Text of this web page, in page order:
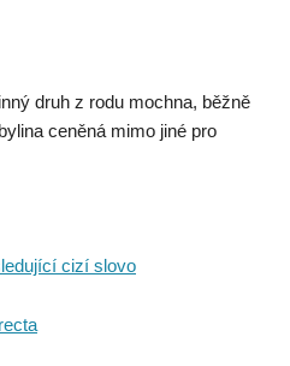
druh z rodu mochna, běžně
ceněná mimo jiné pro
cizí slovo